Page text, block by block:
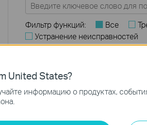
Фильтр функций: Все
Устранение неисправностей
Вопросы и ответы по
Часто задаваемые
В чём заключаются различия в
United States?
информацию о продуктах,